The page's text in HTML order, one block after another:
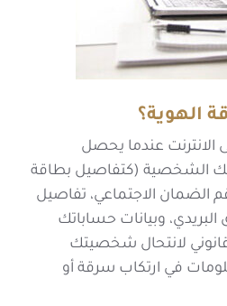
الهوية؟
عندما يحصل
الشخصية (كتفاصيل بطاقة
الضمان الاجتماعي، تفاصيل
وبيانات حساباتك
لانتحال شخصيتك
في ارتكاب سرقة أو